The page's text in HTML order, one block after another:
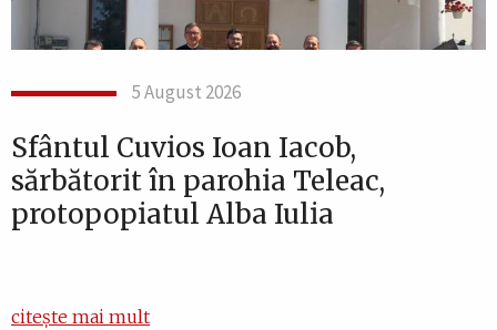
5 August 2026
Sfântul Cuvios Ioan Iacob,
sărbătorit în parohia Teleac,
protopopiatul Alba Iulia
citește mai mult